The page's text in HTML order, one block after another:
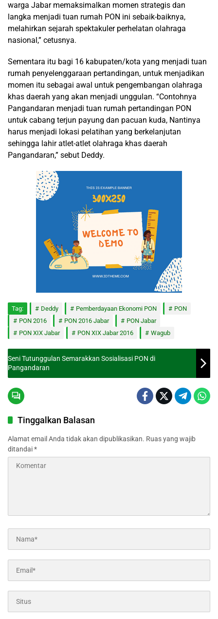
warga Jabar memaksimalkan momen strategis dan
langka menjadi tuan rumah PON ini sebaik-baiknya,
melahirkan sejarah spektakuler perhelatan olahraga
nasional,” cetusnya.
Sementara itu bagi 16 kabupaten/kota yang menjadi tuan
rumah penyelenggaraan pertandingan, untuk menjadikan
momen itu sebagai awal untuk pengembangan olahraga
khas daerah yang akan menjadi unggulan. “Contohnya
Pangandaran menjadi tuan rumah pertandingan PON
untuk cabang terjun payung dan pacuan kuda, Nantinya
harus menjadi lokasi pelatihan yang berkelanjutan
sehingga lahir atlet-atlet olahraga khas daerah
Pangandaran,” sebut Deddy.
Tag: Deddy Pemberdayaan Ekonomi PON
PON
PON 2016
PON 2016 Jabar
PON Jabar
PON XIX Jabar
PON XIX Jabar 2016 Wagub
Seni Tutunggulan Semarakkan Sosialisasi PON di
Pangandaran
Tinggalkan Balasan
Alamat email Anda tidak akan dipublikasikan. Ruas yang wajib
ditandai*